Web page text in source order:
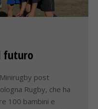
futuro
post
Rugby, che ha
100 bambini e